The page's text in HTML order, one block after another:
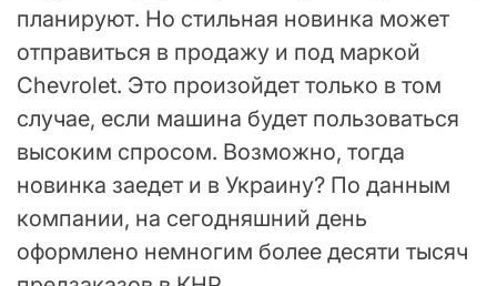
планируют. Но стильная новинка может
отправиться в продажу и под маркой
Chevrolet. Это произойдет только в том
случае, если машина будет пользоваться
высоким спросом. Возможно, тогда
новинка заедет и в Украину? По данным
компании, на сегодняшний день
оформлено немногим более десяти тысяч